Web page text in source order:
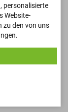
personalisierte
Website-
zu den von uns